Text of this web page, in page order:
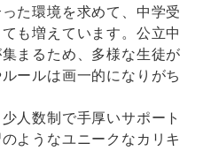
た環境を求めて、中学受
も増えています。公立中
まるため、多様な生徒が
ールは画一的になりがち
人数制で手厚いサポート
ようなユニークなカリキ